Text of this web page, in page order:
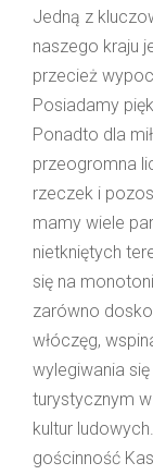
Jedną z
naszego kraju
przecież
Posiadamy
Ponadto dla
przeogromna
rzeczek i
mamy wiele
nietkniętych
się na
zarówno
włóczęg,
wylegiwania
turystycznym
kultur
gościnność